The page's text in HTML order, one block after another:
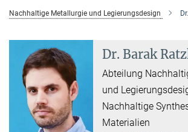
Nachhaltige Metallurgie und Legierungsdesign
Dr. Barak
Abteilung
und
Nachhaltige
Materialien